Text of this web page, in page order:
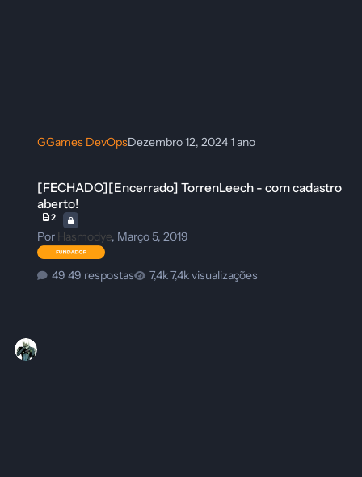
GGames DevOpsDezembro 12, 20241 ano
[FECHADO][Encerrado] TorrenLeech - com cadastro
aberto!
2
Por Hasmodye, Março 5, 2019
49 respostas 7,4k visualizações